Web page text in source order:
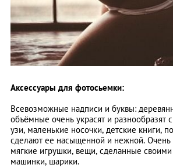
Аксессуары для фотосьемки:
Всевозможные надписи и буквы:
объёмные очень украсят и разнообразят
узи, маленькие носочки, детские книги,
сделают ее насыщенной и нежной. Очень
мягкие игрушки, вещи, сделанные
машинки, шарики.